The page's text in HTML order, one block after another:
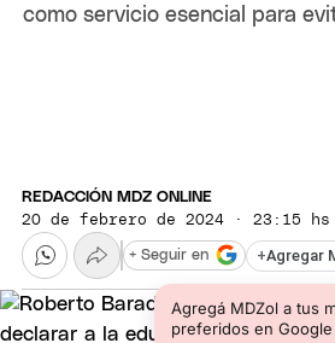
como servicio esencial para
REDACCIÓN MDZ ONLINE
20 de febrero de 2024 · 23:15 hs
+Agregar
Agregá MDZol a tus
preferidos en Google
+ Seguir en